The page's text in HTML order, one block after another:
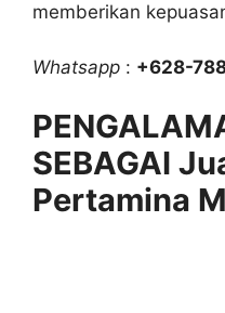
memberikan
Whatsapp : +628-
SEBAGAI
Pertamina